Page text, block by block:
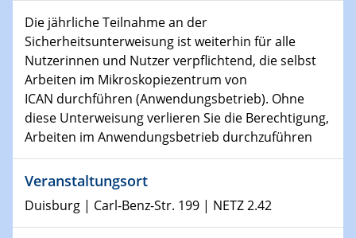
15.01.2024
Bewerbungsvorrtag Besetzung W3-Professur
Technische Chemie – Technisch-Makromolekulare
Chemie für die Wasserforschung
23.01.2024
Kolloquium CRC 1242
23.01.2024
Kolloquium CRC 1242
Die jährliche Teilnahme an der
Sicherheitsunterweisung ist weiterhin für alle
Nutzerinnen und Nutzer verpflichtend, die selbst
Arbeiten im Mikroskopiezentrum von
ICAN durchführen (Anwendungsbetrieb). Ohne
diese Unterweisung verlieren Sie die Berechtigung,
Arbeiten im Anwendungsbetrieb durchzuführen
Veranstaltungsort
Duisburg | Carl-Benz-Str. 199 | NETZ 2.42